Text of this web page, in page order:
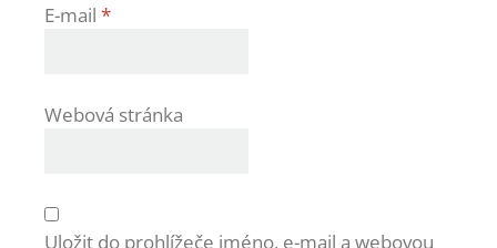
E-mail *
Webová stránka
Uložit do prohlížeče jméno, e-mail a webovou